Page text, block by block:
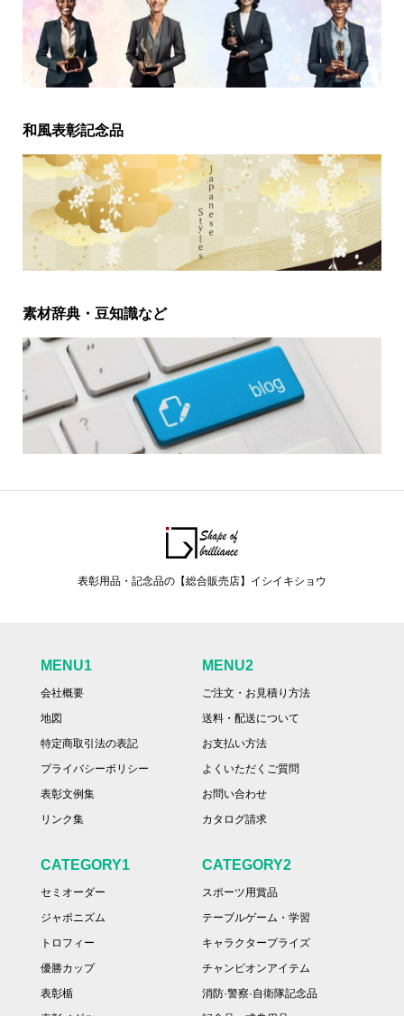
和風表彰記念品
素材辞典・豆知識など
表彰用品・記念品の【総合販売店】イシイキショウ
MENU1
会社概要
地図
特定商取引法の表記
プライバシーポリシー
表彰文例集
リンク集
MENU2
ご注文・お見積り方法
送料・配送について
お支払い方法
よくいただくご質問
お問い合わせ
カタログ請求
CATEGORY1
セミオーダー
ジャポニズム
トロフィー
優勝カップ
表彰楯
CATEGORY2
スポーツ用賞品
テーブルゲーム・学習
キャラクタープライズ
チャンピオンアイテム
消防·警察·自衛隊記念品